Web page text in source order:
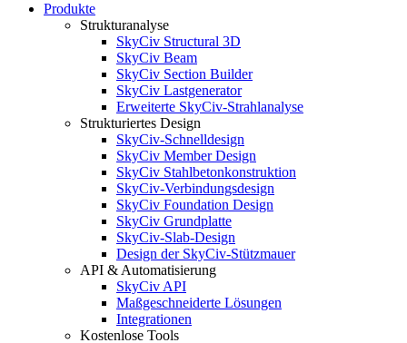
Produkte
Strukturanalyse
SkyCiv Structural 3D
SkyCiv Beam
SkyCiv Section Builder
SkyCiv Lastgenerator
Erweiterte SkyCiv-Strahlanalyse
Strukturiertes Design
SkyCiv-Schnelldesign
SkyCiv Member Design
SkyCiv Stahlbetonkonstruktion
SkyCiv-Verbindungsdesign
SkyCiv Foundation Design
SkyCiv Grundplatte
SkyCiv-Slab-Design
Design der SkyCiv-Stützmauer
API & Automatisierung
SkyCiv API
Maßgeschneiderte Lösungen
Integrationen
Kostenlose Tools